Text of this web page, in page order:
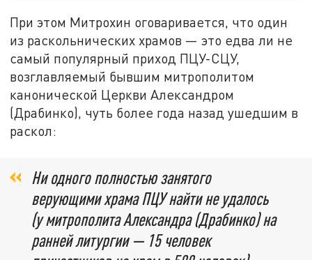
При этом Митрохин оговаривается, что один
из раскольнических храмов — это едва ли не
самый популярный приход ПЦУ-СЦУ,
возглавляемый бывшим митрополитом
канонической Церкви Александром
(Драбинко), чуть более года назад ушедшим в
раскол:
Ни одного полностью занятого
верующими храма ПЦУ найти не удалось
(у митрополита Александра (Драбинко) на
ранней литургии — 15 человек